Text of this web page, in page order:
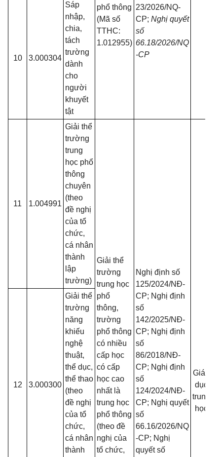
phổ thông
(Mã số
TTHC:
1.012955)
23/2026/NQ-
CP; Nghị quyết
số
66.18/2026/NQ
-CP
10 3.000304
Sáp
nhập,
chia,
tách
trường
dành
cho
người
khuyết
tật
11 1.004991
Giải thể
trường
trung
học phổ
thông
chuyên
(theo
đề nghị
của tổ
chức,
cá nhân
thành
lập
trường)
Giải thể
trường
trung học
phổ
thông,
trường
phổ thông
có nhiều
cấp học
có cấp
học cao
nhất là
trung học
phổ thông
(theo đề
nghị của
tổ chức,
Nghị định số
125/2024/NĐ-
CP; Nghị định
số
142/2025/NĐ-
CP; Nghị định
số
86/2018/NĐ-
CP; Nghị định
số
124/2024/NĐ-
CP; Nghị quyết
số
66.16/2026/NQ
-CP; Nghị
quyết số
Giáo
dục
trung
học
12 3.000300
Giải thể
trường
năng
khiếu
nghệ
thuật,
thể dục,
thể thao
(theo
đề nghị
của tổ
chức,
cá nhân
thành